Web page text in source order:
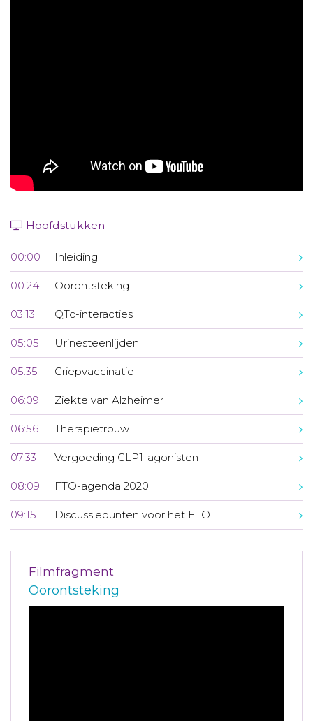
Hoofdstukken
00:00 Inleiding
00:24 Oorontsteking
03:13 QTc-interacties
05:05 Urinesteenlijden
05:35 Griepvaccinatie
06:09 Ziekte van Alzheimer
06:56 Therapietrouw
07:33 Vergoeding GLP1-agonisten
08:09 FTO-agenda 2020
09:15 Discussiepunten voor het FTO
Filmfragment
Oorontsteking